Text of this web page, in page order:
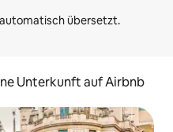
Unterkunft auf Airbnb